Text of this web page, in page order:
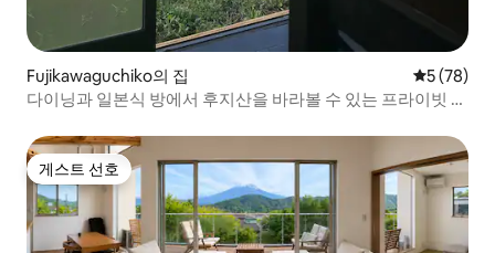
Fujikawaguchiko의 집 평점 5점(5
5 (78)
다이닝과 일본식 방에서 후지산을 바라볼 수 있는 프라이빗 하
게스트 선호
게스트 선호